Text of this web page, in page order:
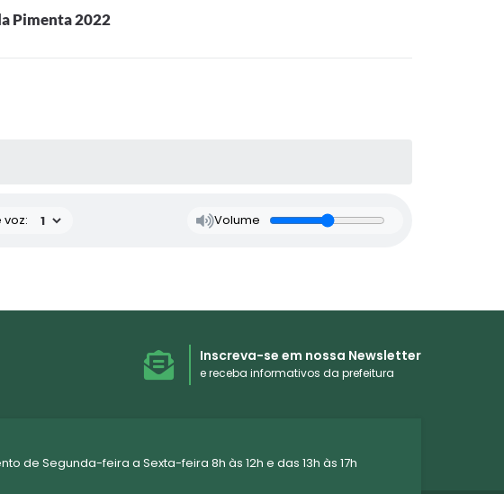
Pimenta 2022
voz: Volume
Inscreva-se em nossa Newsletter
e receba informativos da prefeitura
de Segunda-feira a Sexta-feira 8h às 12h e das 13h às 17h